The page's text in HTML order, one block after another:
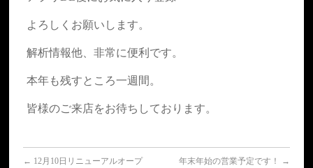
よろしくお願いします。
解析情報他、非常に便利です。
本年も残すところ一週間。
皆様のご来店をお待ちしております。
← 12月10日リニューアルオープ
年末年始の営業予定です！ →